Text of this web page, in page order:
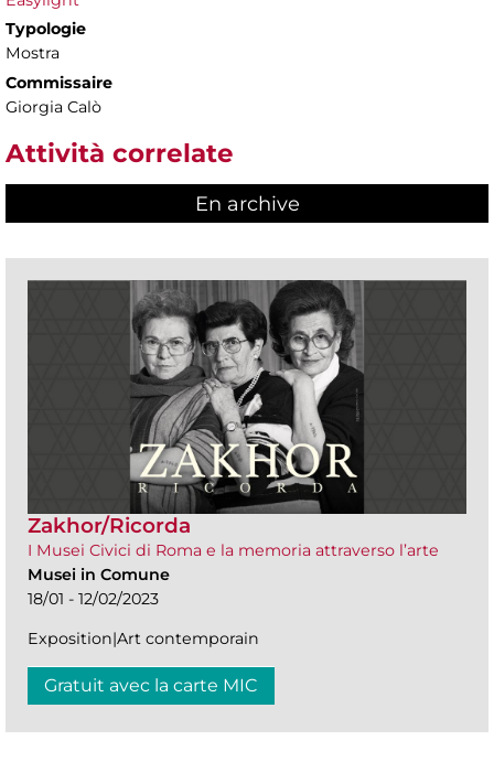
Typologie
Mostra
Commissaire
Giorgia Calò
Attività correlate
En archive
Zakhor/Ricorda
I Musei Civici di Roma e la memoria attraverso l’arte
Musei in Comune
18/01 - 12/02/2023
Exposition|Art contemporain
Gratuit avec la carte MIC